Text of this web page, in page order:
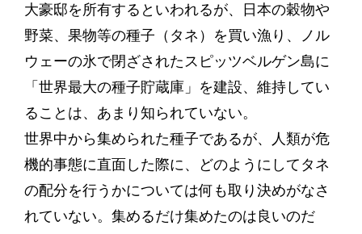
大豪邸を所有するといわれるが、日本の穀物や
野菜、果物等の種子（タネ）を買い漁り、ノル
ウェーの氷で閉ざされたスピッツベルゲン島に
「世界最大の種子貯蔵庫」を建設、維持してい
ることは、あまり知られていない。
世界中から集められた種子であるが、人類が危
機的事態に直面した際に、どのようにしてタネ
の配分を行うかについては何も取り決めがなさ
れていない。集めるだけ集めたのは良いのだ